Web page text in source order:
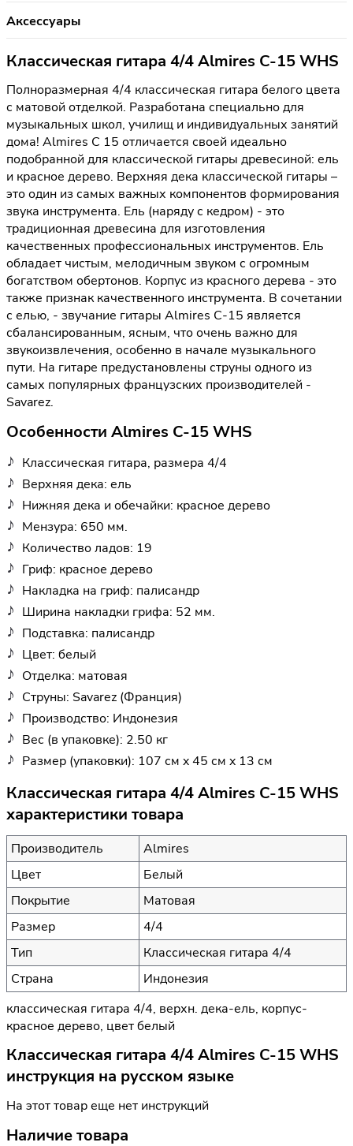
Аксессуары
Классическая гитара 4/4 Almires C-15 WHS
Полноразмерная 4/4 классическая гитара белого цвета
с матовой отделкой. Разработана специально для
музыкальных школ, училищ и индивидуальных занятий
дома! Almires C 15 отличается своей идеально
подобранной для классической гитары древесиной: ель
и красное дерево. Верхняя дека классической гитары –
это один из самых важных компонентов формирования
звука инструмента. Ель (наряду с кедром) - это
традиционная древесина для изготовления
качественных профессиональных инструментов. Ель
обладает чистым, мелодичным звуком с огромным
богатством обертонов. Корпус из красного дерева - это
также признак качественного инструмента. В сочетании
с елью, - звучание гитары Almires C-15 является
сбалансированным, ясным, что очень важно для
звукоизвлечения, особенно в начале музыкального
пути. На гитаре предустановлены струны одного из
самых популярных французских производителей -
Savarez.
Особенности Almires C-15 WHS
Классическая гитара, размера 4/4
Верхняя дека: ель
Нижняя дека и обечайки: красное дерево
Мензура: 650 мм.
Количество ладов: 19
Гриф: красное дерево
Накладка на гриф: палисандр
Ширина накладки грифа: 52 мм.
Подставка: палисандр
Цвет: белый
Отделка: матовая
Струны: Savarez (Франция)
Производство: Индонезия
Вес (в упаковке): 2.50 кг
Размер (упаковки): 107 см x 45 см x 13 см
Классическая гитара 4/4 Almires C-15 WHS
характеристики товара
Производитель
Almires
Цвет
Белый
Покрытие
Матовая
Размер
4/4
Тип
Классическая гитара 4/4
Страна
Индонезия
классическая гитара 4/4, верхн. дека-ель, корпус-
красное дерево, цвет белый
Классическая гитара 4/4 Almires C-15 WHS
инструкция на русском языке
На этот товар еще нет инструкций
Наличие товара